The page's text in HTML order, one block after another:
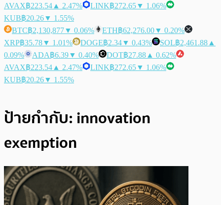
AVAX฿223.54 ▲ 2.47% LINK฿272.65▼ 1.06%
KUB฿20.26▼ 1.55%
BTC฿2,130,877▼ 0.06% ETH฿62,276.00▼ 0.20%
XRP฿35.78▼ 1.01% DOGE฿2.34▼ 0.43% SOL฿2,461.88 ▲
0.09%
ADA฿6.39▼ 0.40% DOT฿27.88 ▲ 0.62%
AVAX฿223.54 ▲ 2.47% LINK฿272.65▼ 1.06%
KUB฿20.26▼ 1.55%
ป้ายกำกับ: innovation
exemption